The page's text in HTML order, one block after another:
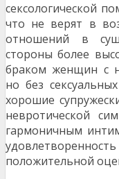
сексологической
что не верят в
отношений в
стороны более
браком женщин с
но без
хорошие
невротической
гармоничным
положительной